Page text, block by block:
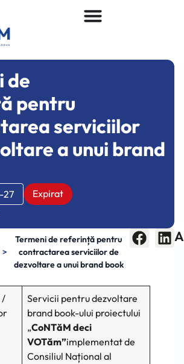
de
pentru
serviciilor
a unui brand
27
Expirat
>
Termeni de referință pentru
contractarea serviciilor de
dezvoltare a unui brand book
/
Servicii pentru dezvoltare
brand book-ului proiectului
„CoNTăM deci
VOTăm”implementat de
Consiliul Național al